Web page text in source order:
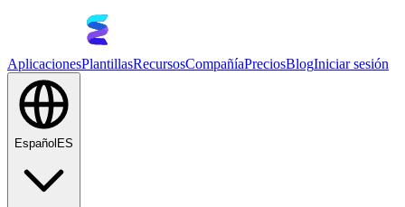
AplicacionesPlantillasRecursosCompañíaPreciosBlogIniciar sesión
Español ES